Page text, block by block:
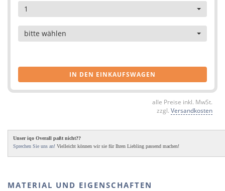
1
Artikel
bitte wählen
IN DEN EINKAUFSWAGEN
alle Preise inkl. MwSt.
zzgl. Versandkosten
Unser iqo Overall paßt nicht??
Sprechen Sie uns an! Vielleicht können wir sie für Ihren Liebling passend machen!
MATERIAL UND EIGENSCHAFTEN